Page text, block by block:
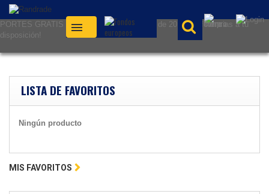
PORTES GRATIS (según condiciones) ¡Más de 20.000 referencias a tu
disposición!
LISTA DE FAVORITOS
Ningún producto
MIS FAVORITOS